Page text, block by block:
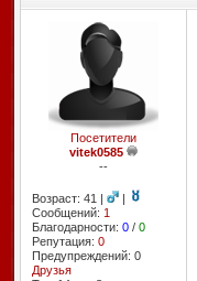
Посетители
vitek0585
--
Возраст: 41 |
|
Сообщений: 1
Благодарности: 0/ 0
Репутация: 0
Предупреждений: 0
Друзья